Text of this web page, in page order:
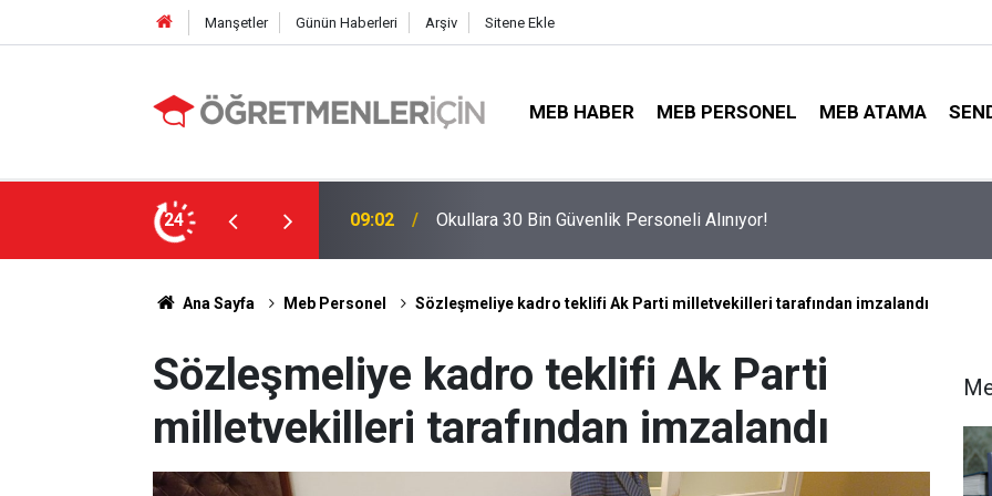
Manşetler Günün Haberleri Arşiv Sitene Ekle
MEB HABER MEB PERSONEL MEB ATAMA
24 19:01 MEBBİS Tercihleri Açıldı: Puan Farkı Tanımayan Öncelik Hangi Alanın
Ana Sayfa Meb Personel Sözleşmeliye kadro teklifi Ak Parti milletvekilleri tarafından imzalandı
Sözleşmeliye kadro teklifi Ak Parti
milletvekilleri tarafından imzalandı